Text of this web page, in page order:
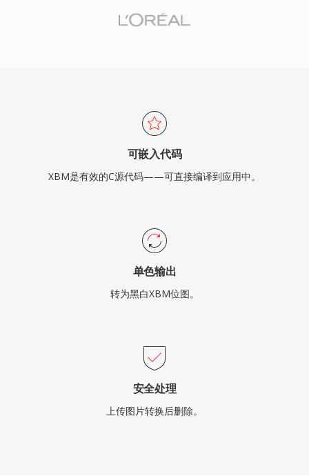
可嵌入代码
XBM是有效的C源代码——可直接编译到应用中。
单色输出
转为黑白XBM位图。
安全处理
上传图片转换后删除。